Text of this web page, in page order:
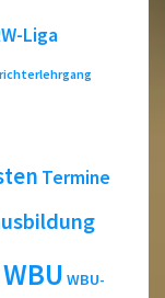
Liga
Termine
WBU WBU-